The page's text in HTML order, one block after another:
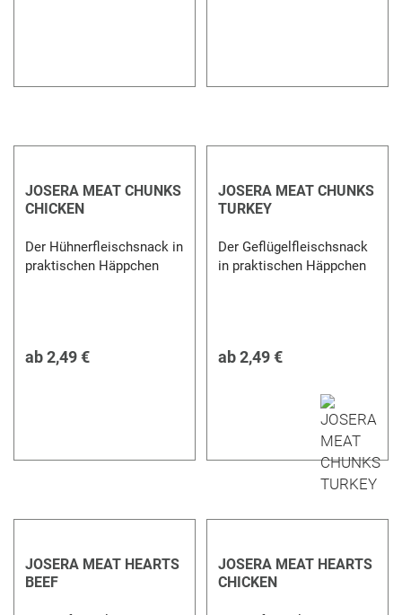
JOSERA MEAT CHUNKS
CHICKEN
Der Hühnerfleischsnack in
praktischen Häppchen
ab2,49 €
JOSERA MEAT CHUNKS
TURKEY
Der Geflügelfleischsnack
in praktischen Häppchen
ab2,49 €
JOSERA MEAT HEARTS
BEEF
JOSERA MEAT HEARTS
CHICKEN